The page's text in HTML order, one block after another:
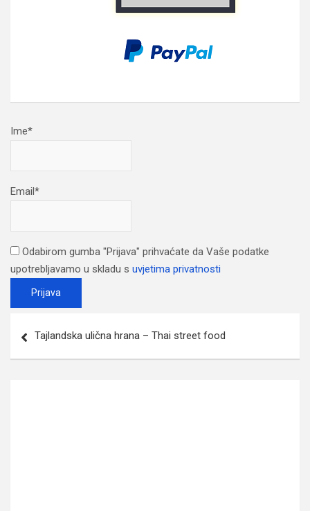
Ime*
Email*
Odabirom gumba "Prijava" prihvaćate da Vaše podatke
upotrebljavamo u skladu s uvjetima privatnosti
navigation
Tajlandska ulična hrana – Thai street food